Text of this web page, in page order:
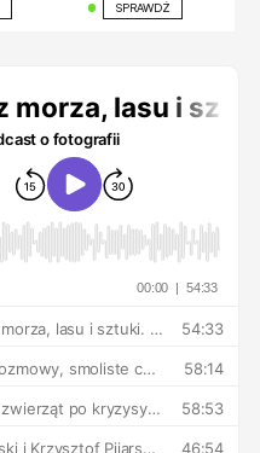
SPRAWDŹ